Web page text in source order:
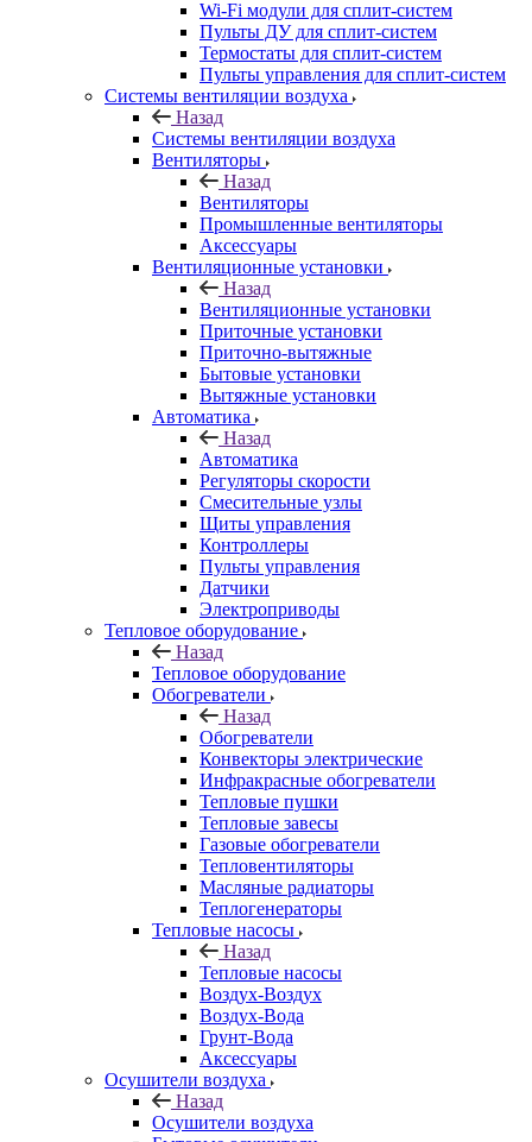
Wi-Fi модули для сплит-систем
Пульты ДУ для сплит-систем
Термостаты для сплит-систем
Пульты управления для сплит-систем
Системы вентиляции воздуха
Назад
Системы вентиляции воздуха
Вентиляторы
Назад
Вентиляторы
Промышленные вентиляторы
Аксессуары
Вентиляционные установки
Назад
Вентиляционные установки
Приточные установки
Приточно-вытяжные
Бытовые установки
Вытяжные установки
Автоматика
Назад
Автоматика
Регуляторы скорости
Смесительные узлы
Щиты управления
Контроллеры
Пульты управления
Датчики
Электроприводы
Тепловое оборудование
Назад
Тепловое оборудование
Обогреватели
Назад
Обогреватели
Конвекторы электрические
Инфракрасные обогреватели
Тепловые пушки
Тепловые завесы
Газовые обогреватели
Тепловентиляторы
Масляные радиаторы
Теплогенераторы
Тепловые насосы
Назад
Тепловые насосы
Воздух-Воздух
Воздух-Вода
Грунт-Вода
Аксессуары
Осушители воздуха
Назад
Осушители воздуха